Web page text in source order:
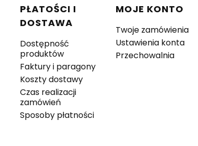
PŁATOŚCI I
DOSTAWA
Dostępność
produktów
Faktury i paragony
Koszty dostawy
Czas realizacji
zamówień
Sposoby płatności
MOJE KONTO
Twoje zamówienia
Ustawienia konta
Przechowalnia